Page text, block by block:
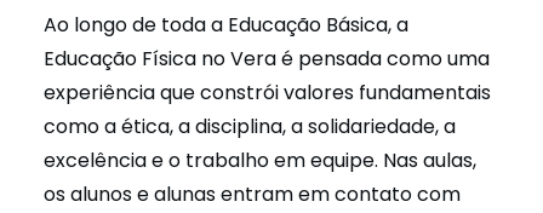
Ao longo de toda a Educação Básica, a
Educação Física no Vera é pensada como uma
experiência que constrói valores fundamentais
como a ética, a disciplina, a solidariedade, a
excelência e o trabalho em equipe. Nas aulas,
os alunos e alunas entram em contato com